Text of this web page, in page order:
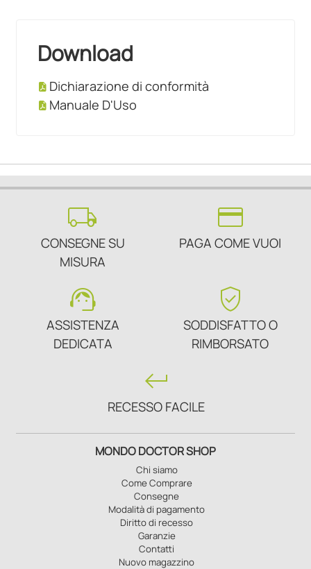
Download
Dichiarazione di conformità
Manuale D'Uso
local_shipping
CONSEGNE SU
MISURA
credit_card
PAGA COME VUOI
support_agent
ASSISTENZA
DEDICATA
verified_user
SODDISFATTO O
RIMBORSATO
keyboard_return
RECESSO FACILE
MONDO DOCTOR SHOP
Chi siamo
Come Comprare
Consegne
Modalità di pagamento
Diritto di recesso
Garanzie
Contatti
Nuovo magazzino